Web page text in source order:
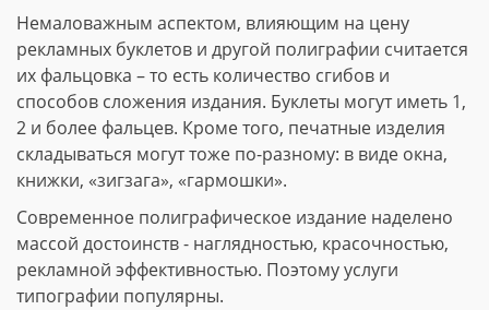
Немаловажным аспектом, влияющим на цену
рекламных буклетов и другой полиграфии считается
их фальцовка – то есть количество сгибов и
способов сложения издания. Буклеты могут иметь 1,
2 и более фальцев. Кроме того, печатные изделия
складываться могут тоже по-разному: в виде окна,
книжки, «зигзага», «гармошки».
Современное полиграфическое издание наделено
массой достоинств - наглядностью, красочностью,
рекламной эффективностью. Поэтому услуги
типографии популярны.